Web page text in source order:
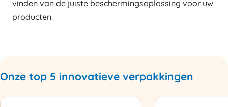
vinden van de juiste beschermingsoplossing voor uw
producten.
Onze top 5 innovatieve verpakkingen